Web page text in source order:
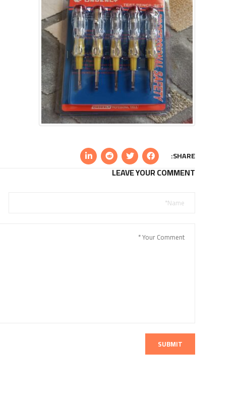
SHARE:
LEAVE YOUR COMMENT
SUBMIT